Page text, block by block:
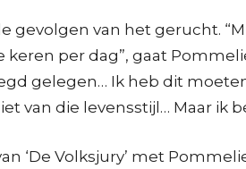
gevolgen van het gerucht.
per dag”, gaat
gelegen… Ik heb dit
van die levensstijl… Maar ik
‘De Volksjury’ met